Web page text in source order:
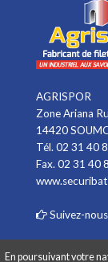
AGRISPOR
Zone Ariana
14420
Tél. 02 31 40
Fax. 02 31 40
Suivez-
En poursuivant votre